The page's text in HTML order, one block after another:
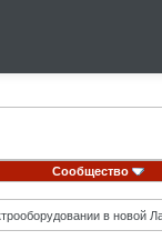
Сообщество
в новой